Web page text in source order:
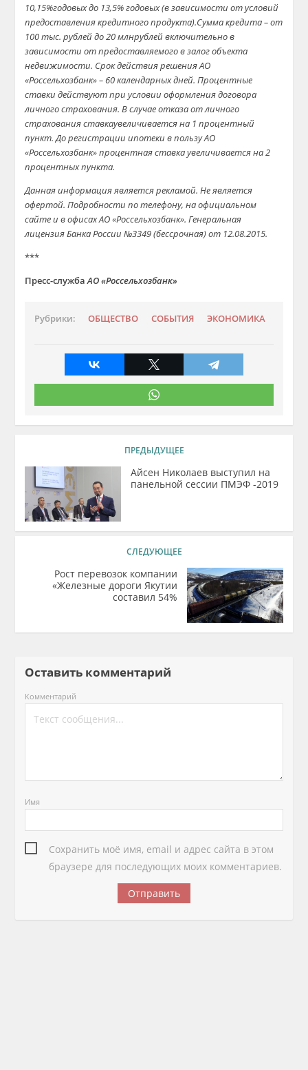
10,15%годовых до 13,5% годовых (в зависимости от условий
предоставления кредитного продукта).Сумма кредита – от
100 тыс. рублей до 20 млнрублей включительно в
зависимости от предоставляемого в залог объекта
недвижимости. Срок действия решения АО
«Россельхозбанк» – 60 календарных дней. Процентные
ставки действуют при условии оформления договора
личного страхования. В случае отказа от личного
страхования ставкаувеличивается на 1 процентный
пункт. До регистрации ипотеки в пользу АО
«Россельхозбанк» процентная ставка увеличивается на 2
процентных пункта.
Данная информация является рекламой. Не является
офертой. Подробности по телефону, на официальном
сайте и в офисах АО «Россельхозбанк». Генеральная
лицензия Банка России №3349 (бессрочная) от 12.08.2015.
***
Пресс-службаАО «Россельхозбанк»
Рубрики: ОБЩЕСТВО СОБЫТИЯ ЭКОНОМИКА
ПРЕДЫДУЩЕЕ
Айсен Николаев выступил на
панельной сессии ПМЭФ -2019
СЛЕДУЮЩЕЕ
Рост перевозок компании
«Железные дороги Якутии
составил 54%
Оставить комментарий
Комментарий
Имя
Сохранить моё имя, email и адрес сайта в этом
браузере для последующих моих комментариев.